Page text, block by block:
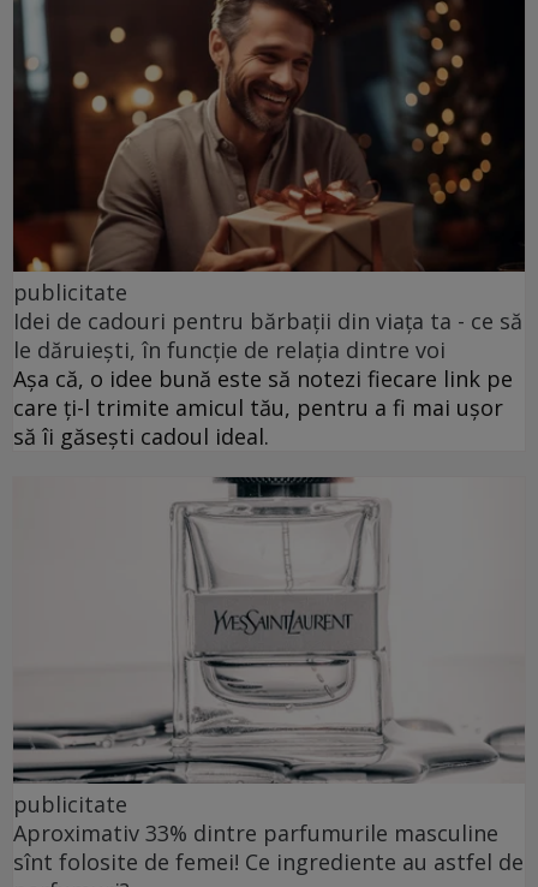
publicitate
Idei de cadouri pentru bărbații din viața ta - ce să
le dăruiești, în funcție de relația dintre voi
Așa că, o idee bună este să notezi fiecare link pe
care ți-l trimite amicul tău, pentru a fi mai ușor
să îi găsești cadoul ideal.
publicitate
Aproximativ 33% dintre parfumurile masculine
sînt folosite de femei! Ce ingrediente au astfel de